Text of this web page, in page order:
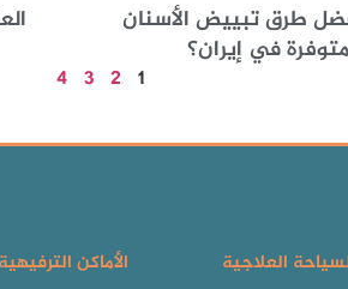
طرق تبييض الأسنان
في إيران؟
1
2
3
4
العلاجية الأماكن الترفيهية